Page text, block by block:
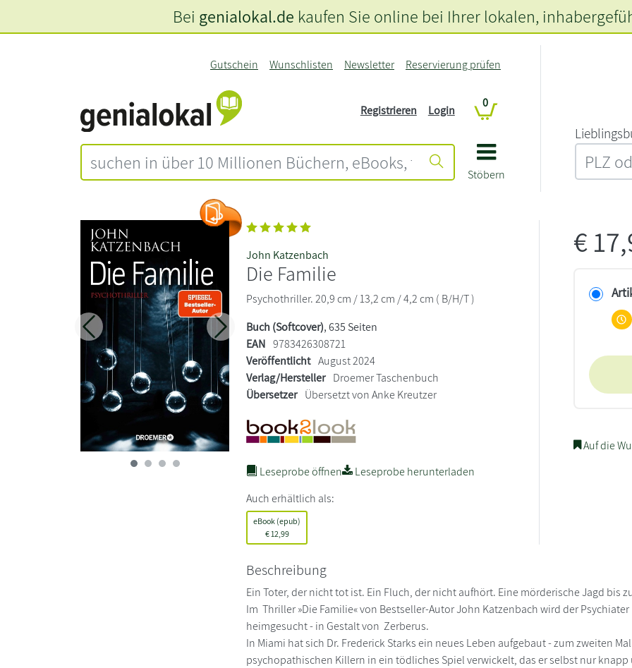
Stöbern
Gutschein Wunschlisten Newsletter Reservierung prüfen
Registrieren Login
0
Bei genialokal.de kaufen Sie online bei Ihrer lokalen,
Zurück Weiter
John Katzenbach
Die Familie
Psychothriller. 20,9 cm / 13,2 cm / 4,2 cm ( B/H/T )
Buch (Softcover), 635 Seiten
EAN 9783426308721
Veröffentlicht August 2024
Verlag/Hersteller Droemer Taschenbuch
Übersetzer Übersetzt von Anke Kreutzer
Leseprobe öffnen
Leseprobe herunterladen
Auch erhältlich als:
eBook (epub)
€12,99
€
Auf die
Beschreibung
Ein Toter, der nicht tot ist. Ein Fluch, der nicht aufhört. Eine mörderische Jagd bis
Im Thriller »Die Familie« von Bestseller-Autor John Katzenbach wird der
heimgesucht - in Gestalt von Zerberus.
In Miami hat sich Dr. Frederick Starks ein neues Leben aufgebaut - zum zweiten
psychopathischen Killern in ein tödliches Spiel verwickelt, das er selbst nur